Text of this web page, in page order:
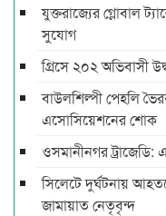
যুক্তরাজ্যের গ্লোবাল
সুযোগ
গ্রিসে ২০২ অভিবাসী
বাউলশিল্পী পেহলি
এসোসিয়েশনের শোক
ওসমানীনগর
সিলেটে দুর্ঘটনায়
জামায়াত নেতৃবৃন্দ